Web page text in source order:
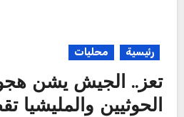
رئيسية محليات
تعز.. الجيش يشن
الحوثيين والمليشيا